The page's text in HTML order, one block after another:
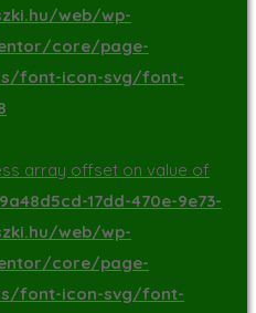
web/wp-
core/page-
font-icon-svg/font-
array offset on value of
17dd-470e-9e73-
web/wp-
core/page-
font-icon-svg/font-